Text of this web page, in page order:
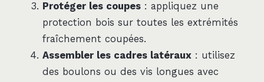
Protéger les coupes : appliquez une
protection bois sur toutes les extrémités
fraîchement coupées.
Assembler les cadres latéraux : utilisez
des boulons ou des vis longues avec